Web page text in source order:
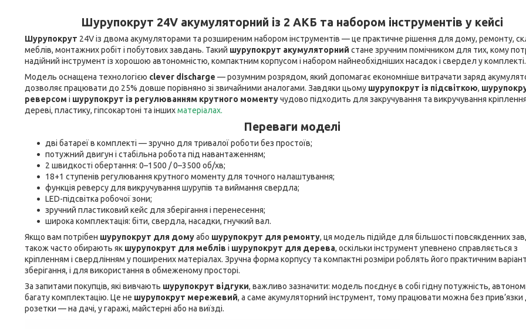
Шурупокрут 24V акумуляторний із 2 АКБ та набором інструментів у кейсі
Шурупокрут 24V із двома акумуляторами та розширеним набором інструментів — це практичне рішення для дому, ремонту,
меблів, монтажних робіт і побутових завдань. Такий шурупокрут акумуляторний стане зручним помічником для тих, кому
надійний інструмент із хорошою автономністю, компактним корпусом і набором найнеобхідніших насадок і свердел у комплекті.
Модель оснащена технологією clever discharge — розумним розрядом, який допомагає економніше витрачати заряд
дозволяє працювати до 25% довше порівняно зі звичайними аналогами. Завдяки цьому шурупокрут із підсвіткою,
реверсом і шурупокрут із регулюванням крутного моментучудово підходить для закручування та викручування
дереві, пластику, гіпсокартоні та іншихматеріалах.
Переваги моделі
дві батареї в комплекті — зручно для тривалої роботи без простоїв;
потужний двигун і стабільна робота під навантаженням;
2 швидкості обертання: 0–1500 / 0–3500 об/хв;
18+1 ступенів регулювання крутного моменту для точного налаштування;
функція реверсу для викручування шурупів та виймання свердла;
LED-підсвітка робочої зони;
зручний пластиковий кейс для зберігання і перенесення;
широка комплектація: біти, свердла, насадки, гнучкий вал.
Якщо вам потрібен шурупокрут для домуабо шурупокрут для ремонту, ця модель підійде для більшості повсякденних
також часто обирають як шурупокрут для меблів і шурупокрут для дерева, оскільки інструмент упевнено справляється з
кріпленням і свердлінням у поширених матеріалах. Зручна форма корпусу та компактні розміри роблять його практичним
зберігання, і для використання в обмеженому просторі.
За запитами покупців, які вивчають шурупокрут відгуки, важливо зазначити: модель поєднує в собі гідну потужність,
багату комплектацію. Це не шурупокрут мережевий, а саме акумуляторний інструмент, тому працювати можна без прив’язки
розетки — на дачі, у гаражі, майстерні або на виїзді.